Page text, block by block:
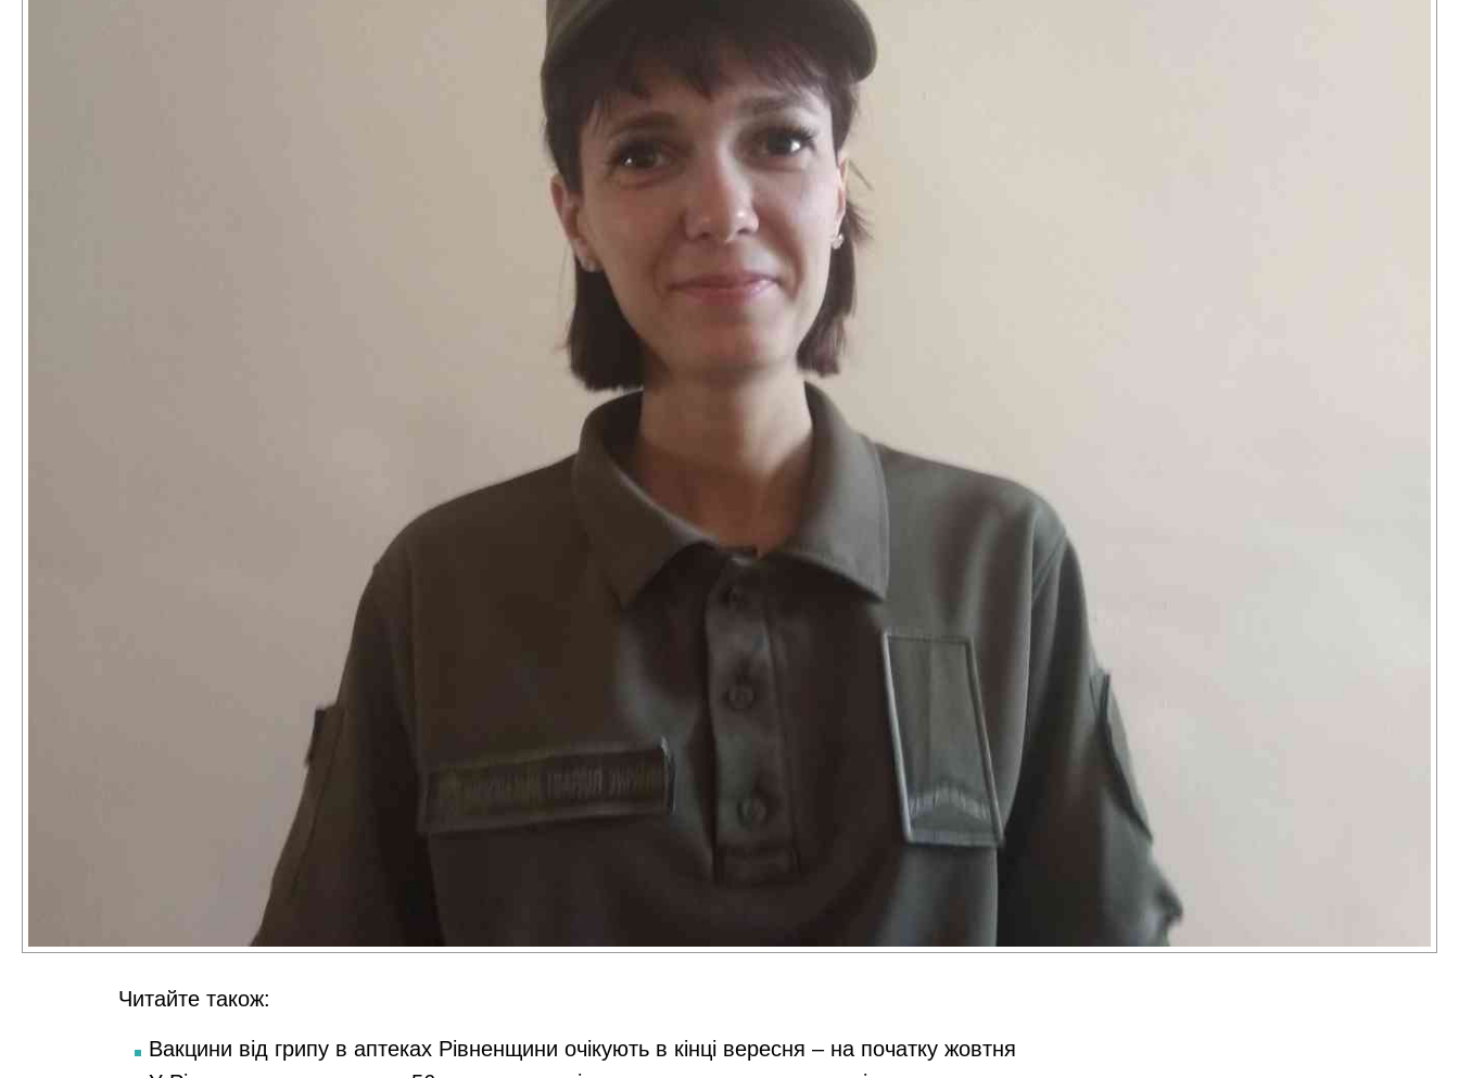
Читайте також:
Вакцини від грипу в аптеках Рівненщини очікують в кінці вересня – на початку жовтня